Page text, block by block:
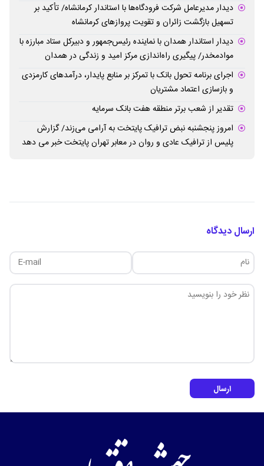
دیدار مدیرعامل شرکت فرودگاه‌ها با استاندار کرمانشاه/ تأکید بر
تسهیل بازگشت زائران و تقویت پروازهای کرمانشاه
دیدار استاندار همدان با نماینده رئیس‌جمهور و دبیرکل ستاد مبارزه با
موادمخدر/ پیگیری راه‌اندازی مرکز امید و زندگی در همدان
اجرای برنامه تحول بانک با تمرکز بر منابع پایدار، درآمدهای کارمزدی
و بازسازی اعتماد مشتریان
تقدیر از شعب برتر منطقه هفت بانک سرمایه
امروز پنجشنبه نبض ترافیک پایتخت به آرامی می‌زند/ گزارش
پلیس از ترافیک عادی و روان در معابر تهران پایتخت خبر می دهد
ارسال دیدگاه
ارسال